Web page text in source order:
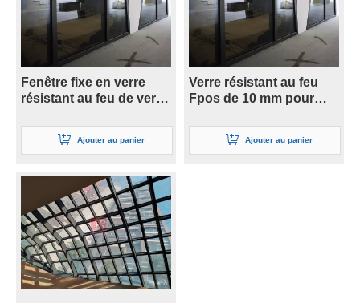
Fenêtre fixe en verre
résistant au feu de verre
Fpos de 120
Ajouter au panier
Verre résistant au feu
Fpos de 10 mm pour
Ajouter au panier